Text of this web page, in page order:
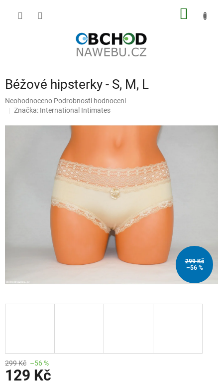
Béžové hipsterky - S, M, L
Průměrné
hodnocení
Neohodnoceno Podrobnosti hodnocení
Značka: International Intimates
299 Kč
–56 %
299 Kč –56 %
129 Kč